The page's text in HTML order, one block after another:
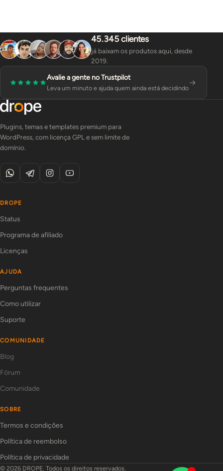
45.345 clientes
já baixam os produtos aqui, desde
2019.
Avalie a gente no Trustpilot
Leva um minuto e ajuda quem ainda está decidindo
Plugins, temas e templates premium para
WordPress, com licença GPL e sem limite de
domínio.
DROPE
Status
Programa de afiliado
Licenças
AJUDA
Perguntas frequentes
Como utilizar
Suporte
COMUNIDADE
Blog
Fórum
Comunidade
SOBRE
Termos e condições
Política de reembolso
Política de privacidade
© 2026 DROPE. Todos os direitos reservados.